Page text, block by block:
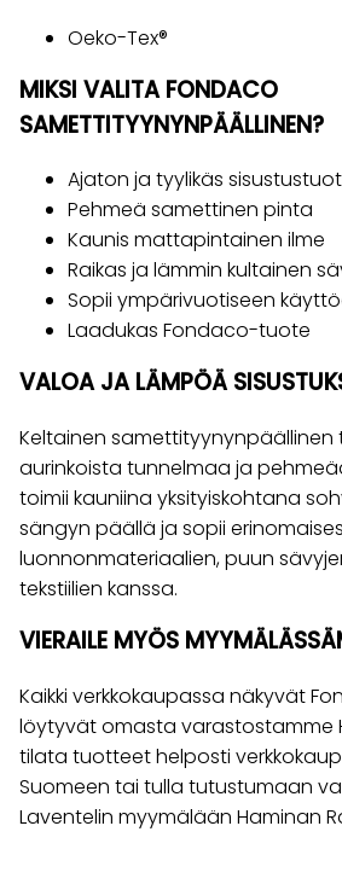
Oeko-Tex®
MIKSI VALITA FONDACO
SAMETTITYYNYNPÄÄLLINEN?
Ajaton ja tyylikäs
Pehmeä samettinen pinta
Kaunis mattapintainen ilme
Raikas ja lämmin kultainen
Sopii ympärivuotiseen
Laadukas Fondaco-tuote
VALOA JA LÄMPÖÄ
Keltainen samettityynynpäällinen
aurinkoista tunnelmaa ja
toimii kauniina yksityiskohtana
sängyn päällä ja sopii
luonnonmateriaalien, puun
tekstiilien kanssa.
VIERAILE MYÖS
Kaikki verkkokaupassa näkyvät
löytyvät omasta varastostamme
tilata tuotteet helposti
Suomeen tai tulla tutustumaan
Laventelin myymälään Haminan